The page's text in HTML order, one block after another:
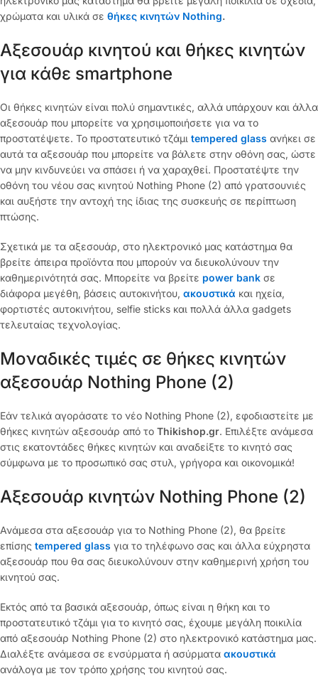
χρώματα και υλικά σε θήκες κινητών Nothing.
Αξεσουάρ κινητού και θήκες κινητών
για κάθε smartphone
Οι θήκες κινητών είναι πολύ σημαντικές, αλλά υπάρχουν και άλλα
αξεσουάρ που μπορείτε να χρησιμοποιήσετε για να το
προστατέψετε. Το προστατευτικό τζάμι tempered glass ανήκει σε
αυτά τα αξεσουάρ που μπορείτε να βάλετε στην οθόνη σας, ώστε
να μην κινδυνεύει να σπάσει ή να χαραχθεί. Προστατέψτε την
οθόνη του νέου σας κινητού Nothing Phone (2) από γρατσουνιές
και αυξήστε την αντοχή της ίδιας της συσκευής σε περίπτωση
πτώσης.
Σχετικά με τα αξεσουάρ, στο ηλεκτρονικό μας κατάστημα θα
βρείτε άπειρα προϊόντα που μπορούν να διευκολύνουν την
καθημερινότητά σας. Μπορείτε να βρείτε power bank σε
διάφορα μεγέθη, βάσεις αυτοκινήτου, ακουστικά και ηχεία,
φορτιστές αυτοκινήτου, selfie sticks και πολλά άλλα gadgets
τελευταίας τεχνολογίας.
Μοναδικές τιμές σε θήκες κινητών
αξεσουάρ Nothing Phone (2)
Εάν τελικά αγοράσατε το νέο Nothing Phone (2), εφοδιαστείτε με
θήκες κινητών αξεσουάρ από το Thikishop.gr. Επιλέξτε ανάμεσα
στις εκατοντάδες θήκες κινητών και αναδείξτε το κινητό σας
σύμφωνα με το προσωπικό σας στυλ, γρήγορα και οικονομικά!
Αξεσουάρ κινητών Nothing Phone (2)
Ανάμεσα στα αξεσουάρ για το Nothing Phone (2), θα βρείτε
επίσης tempered glass για το τηλέφωνο σας και άλλα εύχρηστα
αξεσουάρ που θα σας διευκολύνουν στην καθημερινή χρήση του
κινητού σας.
Εκτός από τα βασικά αξεσουάρ, όπως είναι η θήκη και το
προστατευτικό τζάμι για το κινητό σας, έχουμε μεγάλη ποικιλία
από αξεσουάρ Nothing Phone (2) στο ηλεκτρονικό κατάστημα μας.
Διαλέξτε ανάμεσα σε ενσύρματα ή ασύρματα ακουστικά
ανάλογα με τον τρόπο χρήσης του κινητού σας.